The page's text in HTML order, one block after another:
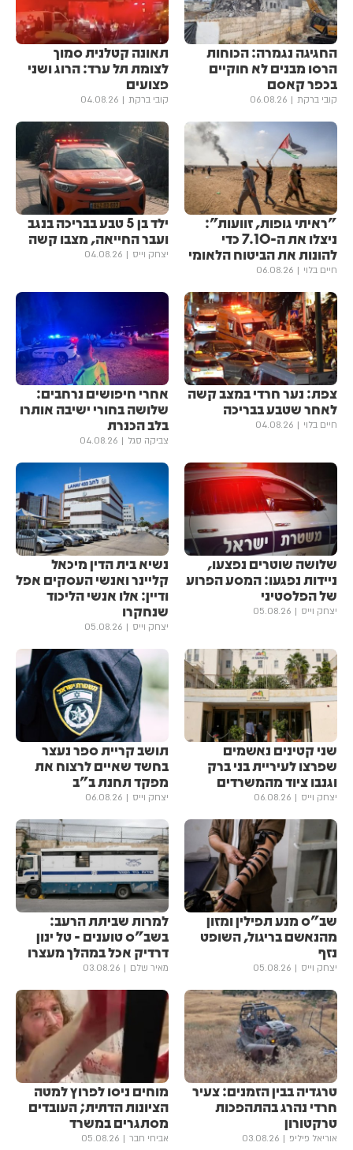
החגיגה נגמרה: הכוחות
הרסו מבנים לא חוקיים
בכפר קאסם
קובי ברקת 06.08.26
תאונה קטלנית סמוך
לצומת תל ערד: הרוג ושני
פצועים
קובי ברקת 04.08.26
"ראיתי גופות, זוועות":
ניצלו את ה-7.10 כדי
להונות את הביטוח הלאומי
חיים בלוי 06.08.26
ילד בן 5 טבע בבריכה בנגב
ועבר החייאה, מצבו קשה
יצחק וייס 04.08.26
צפת: נער חרדי במצב קשה
לאחר שטבע בבריכה
חיים בלוי 04.08.26
אחרי חיפושים נרחבים:
שלושה בחורי ישיבה אותרו
בלב הכנרת
צביקה סגל 04.08.26
שלושה שוטרים נפצעו,
ניידות נפגעו: המסע הפרוע
של הפלסטיני
יצחק וייס 05.08.26
נשיא בית הדין מיכאל
קליינר ואנשי העסקים אפל
ודיין: אלו אנשי הליכוד
שנחקרו
יצחק וייס 05.08.26
שני קטינים נאשמים
שפרצו לעיריית בני ברק
וגנבו ציוד מהמשרדים
יצחק וייס 06.08.26
תושב קריית ספר נעצר
בחשד שאיים לרצוח את
מפקד תחנת ב"ב
יצחק וייס 06.08.26
שב"ס מנע תפילין ומזון
מהנאשם בריגול, השופט
נזף
יצחק וייס 05.08.26
למרות שביתת הרעב:
בשב"ס טוענים - טל ינון
דרדיק אכל במהלך מעצרו
מאיר שלם 03.08.26
טרגדיה בבין הזמנים: צעיר
חרדי נהרג בהתהפכות
טרקטורון
אוריאל פיליפ 03.08.26
מוחים ניסו לפרוץ למטה
הציונות הדתית; העובדים
מסתגרים במשרד
אביחי חבר 05.08.26